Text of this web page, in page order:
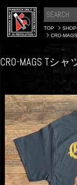
TOP
CRO-
CRO-MAGS Tシ